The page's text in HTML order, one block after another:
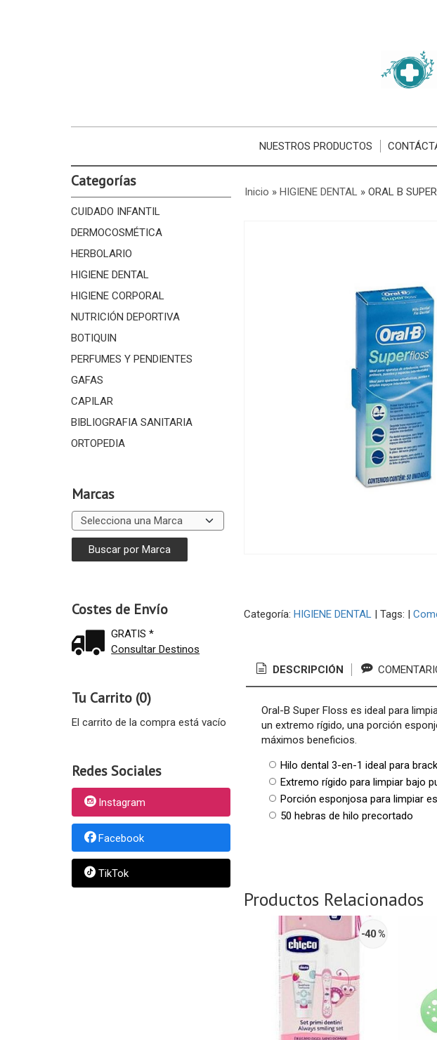
NUESTROS PRODUCTOS
Categorías
CUIDADO INFANTIL
DERMOCOSMÉTICA
HERBOLARIO
HIGIENE DENTAL
HIGIENE CORPORAL
NUTRICIÓN DEPORTIVA
BOTIQUIN
PERFUMES Y PENDIENTES
GAFAS
CAPILAR
BIBLIOGRAFIA SANITARIA
ORTOPEDIA
Marcas
Costes de Envío
GRATIS *
Consultar Destinos
Tu Carrito (0)
El carrito de la compra está vacío
Redes Sociales
Instagram
Facebook
TikTok
Inicio » HIGIENE DENTAL» ORAL B
Categoría: HIGIENE DENTAL| Tags: |
DESCRIPCIÓN
Oral-B Super Floss es ideal para
un extremo rígido, una porción
máximos beneficios.
Hilo dental 3-en-1 ideal para
Extremo rígido para limpiar bajo
Porción esponjosa para limpiar
50 hebras de hilo precortado
Productos Relacionados
-40 %